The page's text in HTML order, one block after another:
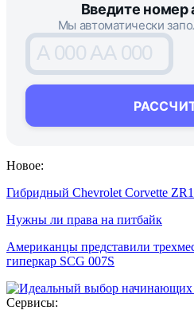
Введите номер
Мы автоматически
A 000 AA 000
Новое:
Гибридный Chevrolet Corvette
Нужны ли права на питбайк
Американцы представили
гиперкар SCG 007S
Сервисы: